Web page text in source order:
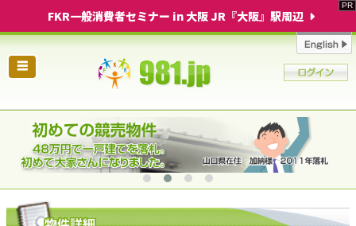
FKR一般消費者セミナー in 大阪 JR『大阪』駅周辺
☰